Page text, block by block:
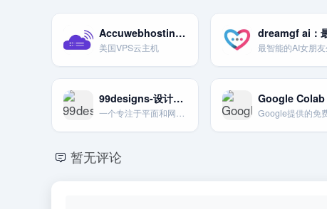
Accuwebhosting美国VPS云主机，满足所有需求的虚拟专用服务器
美国VPS云主机
99designs-设计竞赛与项目平台
一个专注于平面和网页设计的众包平台。设计师通过竞赛或项目模式获得工作。
暂无评论